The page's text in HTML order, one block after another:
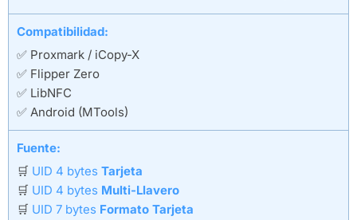
Compatibilidad:
✅ Proxmark / iCopy-X
✅ Flipper Zero
✅ LibNFC
✅ Android (MTools)
Fuente:
🛒 UID 4 bytes Tarjeta
🛒 UID 4 bytes Multi-Llavero
🛒 UID 7 bytes Formato Tarjeta